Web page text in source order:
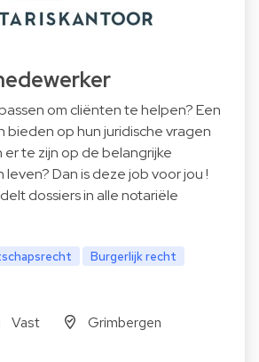
om cliënten te helpen? Een
bieden op hun juridische vragen
te zijn op de belangrijke
Dan is deze job voor jou !
dossiers in alle notariële
Burgerlijk recht
Vast
Grimbergen